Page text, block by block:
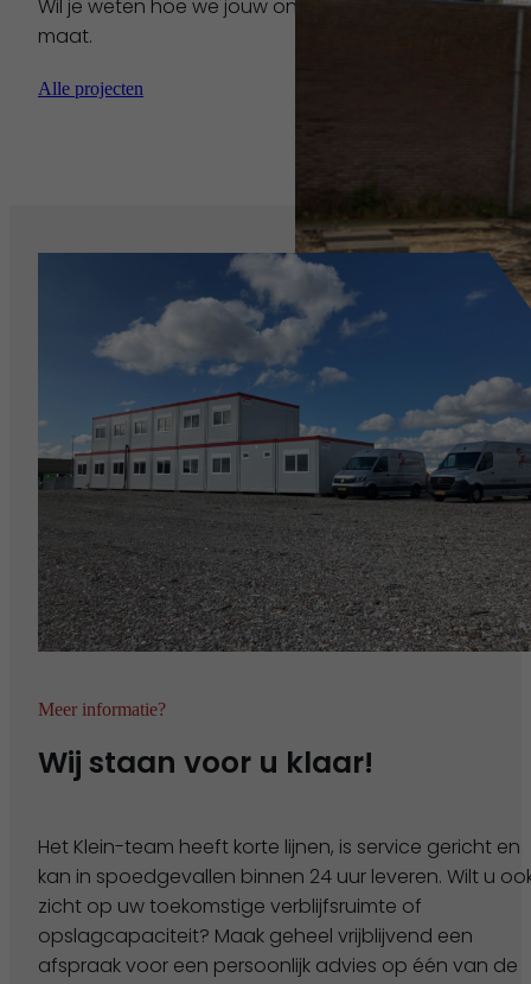
Wil je weten hoe we jouw onderwijsinstelling
maat.
Alle projecten
Wij staan voor u klaar!
Meer informatie?
Het Klein-team heeft korte lijnen, is service gericht en
kan in spoedgevallen binnen 24 uur leveren. Wilt u
zicht op uw toekomstige verblijfsruimte of
opslagcapaciteit? Maak geheel vrijblijvend een
afspraak voor een persoonlijk advies op één van de